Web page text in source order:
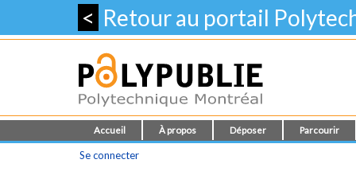
< Retour au portail
Accueil À propos Déposer Parcourir
Se connecter